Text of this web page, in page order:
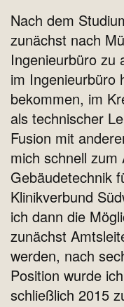
Nach dem
zunächst nach
Ingenieurbüro zu
im Ingenieurbüro
bekommen, im
als technischer
Fusion mit
mich schnell zum
Gebäudetechnik
Klinikverbund
ich dann die
zunächst
werden, nach
Position wurde
schließlich 2015